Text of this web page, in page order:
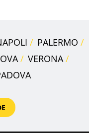
PALERMO
VERONA